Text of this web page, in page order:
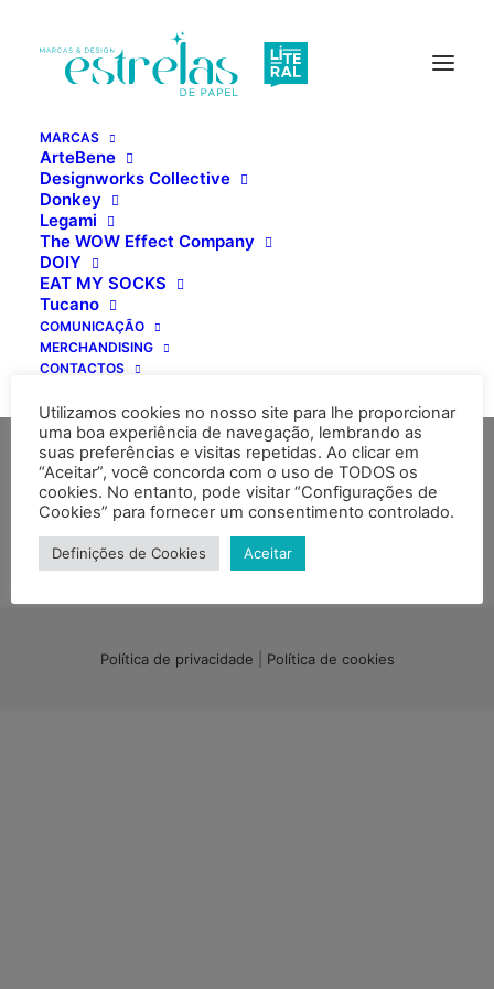
MARCAS
ArteBene
Designworks Collective
Donkey
Legami
The WOW Effect Company
DOIY
EAT MY SOCKS
Tucano
COMUNICAÇÃO
MERCHANDISING
CONTACTOS
Paço da Rainha, 60
Email: geral@estrelasdepapel.pt
RECEBA A NOSSA NEWSLETTER
Política de privacidade Política de cookies
Utilizamos cookies no nosso site para lhe proporcionar
uma boa experiência de navegação, lembrando as
suas preferências e visitas repetidas. Ao clicar em
“Aceitar”, você concorda com o uso de TODOS os
cookies. No entanto, pode visitar “Configurações de
Cookies” para fornecer um consentimento controlado.
Definições de Cookies Aceitar